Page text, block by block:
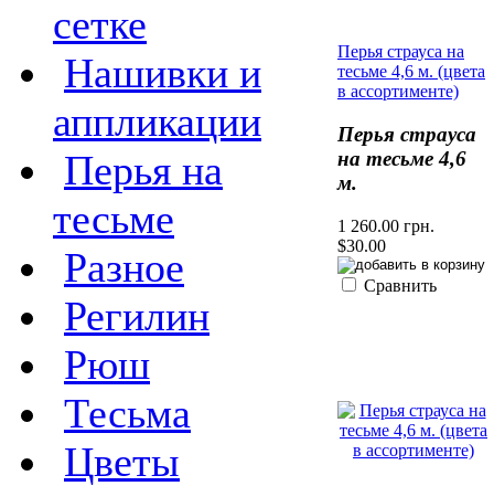
сетке
Нашивки и
аппликации
Перья на
тесьме
Разное
Регилин
Рюш
Тесьма
Цветы
Перья страуса на
тесьме 4,6 м. (цвета
в ассортименте)
Перья страуса
на тесьме 4,6
м.
1 260.00 грн.
$30.00
Сравнить